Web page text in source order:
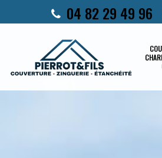
04 82 29 49 96